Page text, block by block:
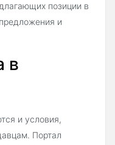
позиции в
и
в
и условия,
Портал